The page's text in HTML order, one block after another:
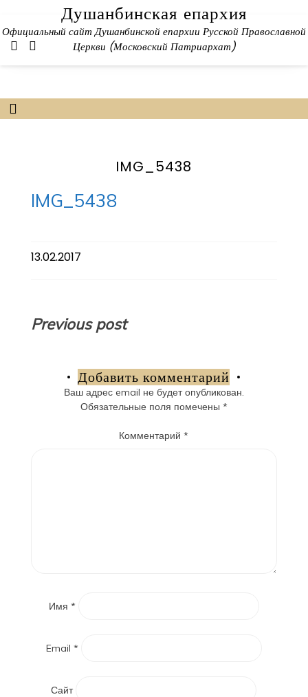
content
Душанбинская епархия
Официальный сайт Душанбинской епархии Русской Православной
Церкви (Московский Патриархат)
IMG_5438
IMG_5438
13.02.2017
Навигация
записям
Previous post
Добавить комментарий
Ваш адрес email не будет опубликован.
Обязательные поля помечены *
Комментарий*
Имя *
Email *
Сайт